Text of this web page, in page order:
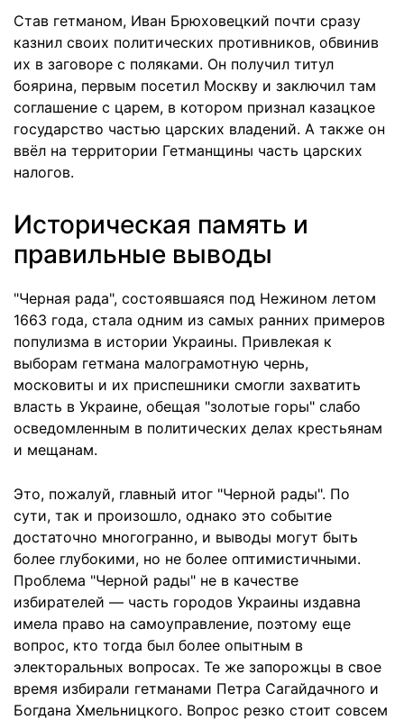
Став гетманом, Иван Брюховецкий почти сразу
казнил своих политических противников, обвинив
их в заговоре с поляками. Он получил титул
боярина, первым посетил Москву и заключил там
соглашение с царем, в котором признал казацкое
государство частью царских владений. А также он
ввёл на территории Гетманщины часть царских
налогов.
Историческая память и
правильные выводы
"Черная рада", состоявшаяся под Нежином летом
1663 года, стала одним из самых ранних примеров
популизма в истории Украины. Привлекая к
выборам гетмана малограмотную чернь,
московиты и их приспешники смогли захватить
власть в Украине, обещая "золотые горы" слабо
осведомленным в политических делах крестьянам
и мещанам.
Это, пожалуй, главный итог "Черной рады". По
сути, так и произошло, однако это событие
достаточно многогранно, и выводы могут быть
более глубокими, но не более оптимистичными.
Проблема "Черной рады" не в качестве
избирателей — часть городов Украины издавна
имела право на самоуправление, поэтому еще
вопрос, кто тогда был более опытным в
электоральных вопросах. Те же запорожцы в свое
время избирали гетманами Петра Сагайдачного и
Богдана Хмельницкого. Вопрос резко стоит совсем